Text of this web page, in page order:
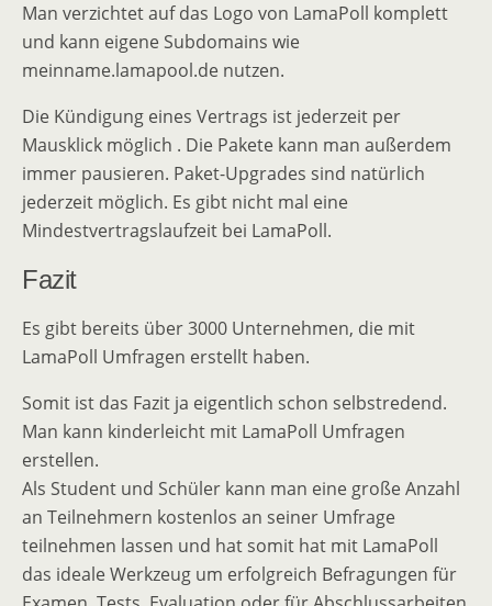
Man verzichtet auf das Logo von LamaPoll komplett
und kann eigene Subdomains wie
meinname.lamapool.de nutzen.
Die Kündigung eines Vertrags ist jederzeit per
Mausklick möglich . Die Pakete kann man außerdem
immer pausieren. Paket-Upgrades sind natürlich
jederzeit möglich. Es gibt nicht mal eine
Mindestvertragslaufzeit bei LamaPoll.
Fazit
Es gibt bereits über 3000 Unternehmen, die mit
LamaPoll Umfragen erstellt haben.
Somit ist das Fazit ja eigentlich schon selbstredend.
Man kann kinderleicht mit LamaPoll Umfragen
erstellen.
Als Student und Schüler kann man eine große Anzahl
an Teilnehmern kostenlos an seiner Umfrage
teilnehmen lassen und hat somit hat mit LamaPoll
das ideale Werkzeug um erfolgreich Befragungen für